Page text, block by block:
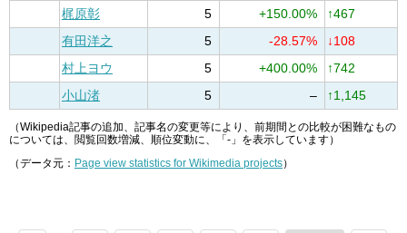
梶原彰
5 +150.00%
↑467
有田洋之
5 -28.57%
↓108
村上ヨウ
5 +400.00%
↑742
小山渚
5 – ↑1,145
（Wikipedia記事の追加、記事名の変更等により、前期間との比較が困難なもの
については、閲覧回数増減、順位変動に、「-」を表示しています）
（データ元： Page view statistics for Wikimedia projects）